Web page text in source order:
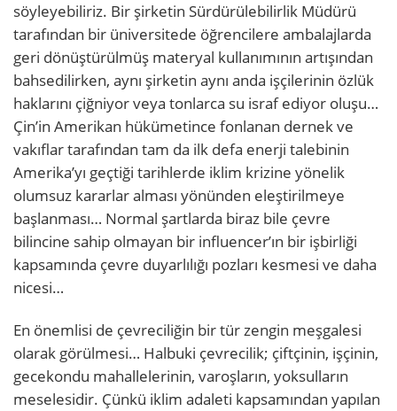
söyleyebiliriz. Bir şirketin Sürdürülebilirlik Müdürü
tarafından bir üniversitede öğrencilere ambalajlarda
geri dönüştürülmüş materyal kullanımının artışından
bahsedilirken, aynı şirketin aynı anda işçilerinin özlük
haklarını çiğniyor veya tonlarca su israf ediyor oluşu…
Çin’in Amerikan hükümetince fonlanan dernek ve
vakıflar tarafından tam da ilk defa enerji talebinin
Amerika’yı geçtiği tarihlerde iklim krizine yönelik
olumsuz kararlar alması yönünden eleştirilmeye
başlanması… Normal şartlarda biraz bile çevre
bilincine sahip olmayan bir influencer’ın bir işbirliği
kapsamında çevre duyarlılığı pozları kesmesi ve daha
nicesi…
En önemlisi de çevreciliğin bir tür zengin meşgalesi
olarak görülmesi… Halbuki çevrecilik; çiftçinin, işçinin,
gecekondu mahallelerinin, varoşların, yoksulların
meselesidir. Çünkü iklim adaleti kapsamından yapılan